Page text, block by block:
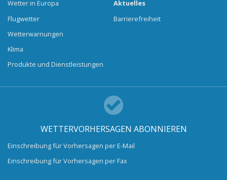
Wetter in Europa
Flugwetter
Wetterwarnungen
Klima
Produkte und Dienstleistungen
Aktuelles
Barrierefreiheit
WETTERVORHERSAGEN ABONNIEREN
Einschreibung für Vorhersagen per E-Mail
Einschreibung für Vorhersagen per Fax